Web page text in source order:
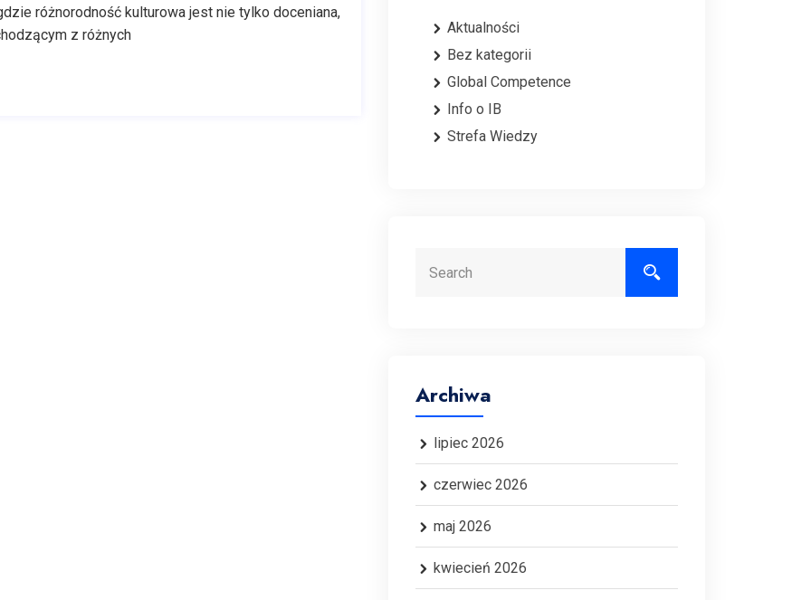
różnorodność kulturowa jest nie tylko doceniana,
z różnych
Aktualności
Bez kategorii
Global Competence
Info o IB
Strefa Wiedzy
Archiwa
lipiec 2026
czerwiec 2026
maj 2026
kwiecień 2026